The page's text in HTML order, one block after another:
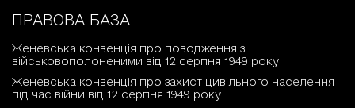
ПРАВОВА БАЗА
Женевська конвенція про поводження з
військовополоненими від 12 серпня 1949 року
Женевська конвенція про захист цивільного населення
під час війни від 12 серпня 1949 року